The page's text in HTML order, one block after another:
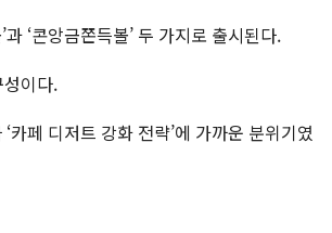
과 ‘콘앙금쫀득볼’ 두 가지로 출시된다.
이다.
카페 디저트 강화 전략’에 가까운 분위기였